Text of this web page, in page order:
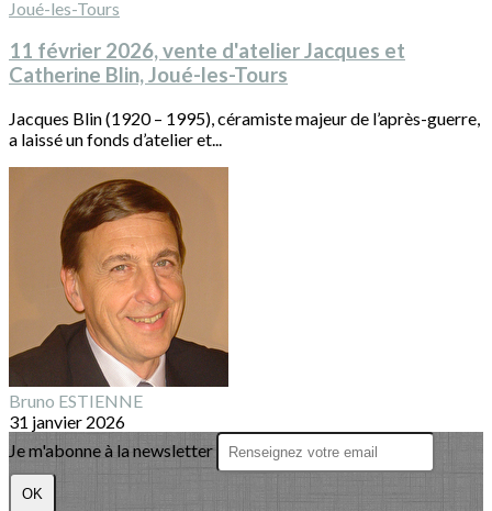
11 février 2026, vente d'atelier Jacques et
Catherine Blin, Joué-les-Tours
Jacques Blin (1920 – 1995), céramiste majeur de l’après-guerre,
a laissé un fonds d’atelier et...
Bruno ESTIENNE
31 janvier 2026
Je m'abonne à la newsletter
OK